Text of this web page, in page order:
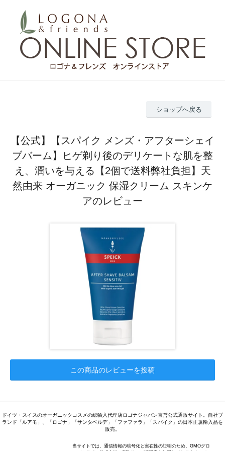
ショップへ戻る
【公式】【スパイク メンズ・アフターシェイ
ブバーム】ヒゲ剃り後のデリケートな肌を整
え、潤いを与える【2個で送料弊社負担】天
然由来 オーガニック 保湿クリーム スキンケ
アのレビュー
この商品のレビューを投稿
ドイツ・スイスのオーガニックコスメの総輸入代理店ロゴナジャパン直営公式通販サイト。自社ブ
ランド「ルアモ」、「ロゴナ」「サンタベルデ」「ファファラ」「スパイク」の日本正規輸入品を
販売。
当サイトでは、通信情報の暗号化と実在性の証明のため、GMOグロ